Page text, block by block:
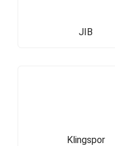
JIB
Klingspor